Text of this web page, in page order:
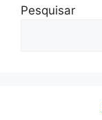
Pesquisar